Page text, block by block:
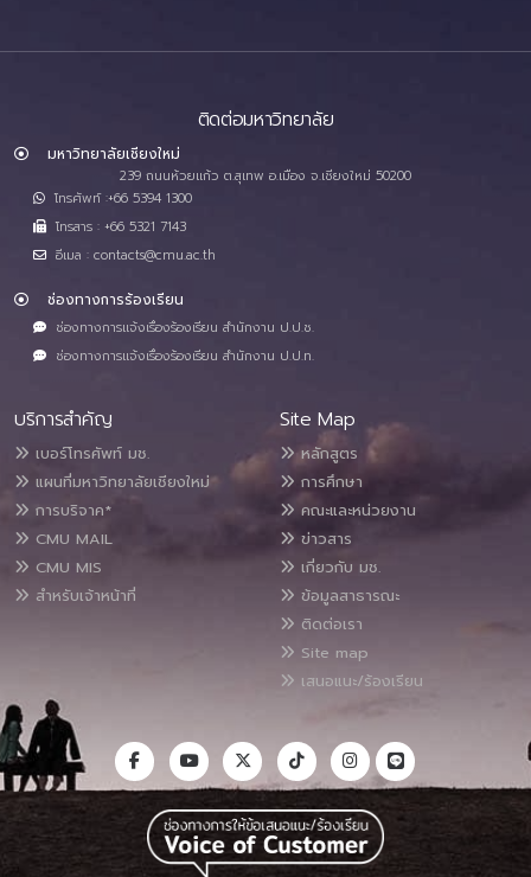
ติดต่อมหาวิทยาลัย
มหาวิทยาลัยเชียงใหม่
239 ถนนห้วยแก้ว ต.สุเทพ อ.เมือง จ.เชียงใหม่ 50200
โทรศัพท์ :+66 5394 1300
โทรสาร : +66 5321 7143
อีเมล : contacts@cmu.ac.th
ช่องทางการร้องเรียน
ช่องทางการแจ้งเรื่องร้องเรียน สำนักงาน ป.ป.ช.
ช่องทางการแจ้งเรื่องร้องเรียน สำนักงาน ป.ป.ท.
บริการสำคัญ
เบอร์โทรศัพท์ มช.
แผนที่มหาวิทยาลัยเชียงใหม่
การบริจาค*
CMU MAIL
CMU MIS
สำหรับเจ้าหน้าที่
Site Map
หลักสูตร
การศึกษา
คณะและหน่วยงาน
ข่าวสาร
เกี่ยวกับ มช.
ข้อมูลสาธารณะ
ติดต่อเรา
Site map
เสนอแนะ/ร้องเรียน